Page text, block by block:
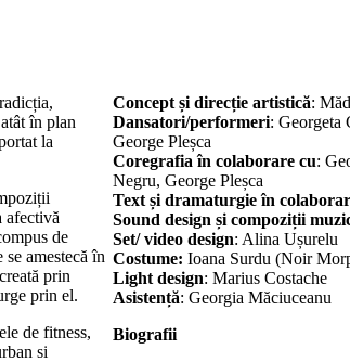
în plan
la
afectivă
de
amestecă în
prin
prin el.
de fitness,
si
Concept și direcție artistică:
Dansatori/performeri: Georgeta
George Pleșca
Coregrafia în colaborare cu:
Negru, George Pleșca
Text și dramaturgie în
Sound design și compoziții
Set/ video design: Alina Ușurelu
Costume: Ioana Surdu (Noir
Light design: Marius Costache
Asistență: Georgia Măciuceanu
Biografii